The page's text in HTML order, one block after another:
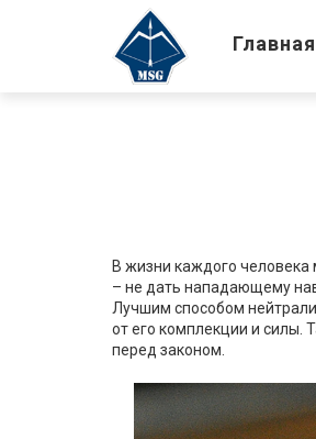
Главная
В жизни каждого
– не дать нападающему
Лучшим способом
от его комплекции и силы.
перед законом.